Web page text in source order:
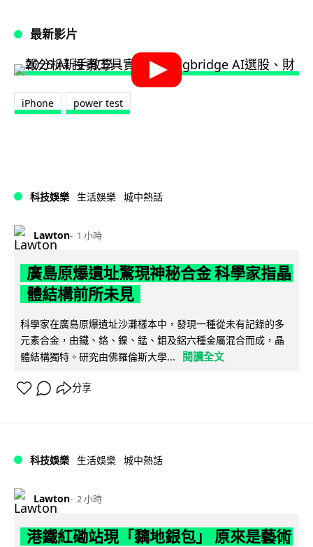
最新影片
iPhone power test
科技娛樂 生活娛樂 城中熱話
Lawton 1 小時
廣島原爆遺址驚現神秘合金 科學家指晶
體結構前所未見
科學家在廣島原爆遺址沙灘樣本中，發現一種從未有記錄的多
元素合金，由鐵、鉻、鎳、錳、鉬及鋁六種金屬混合而成，晶
體結構獨特。研究由佛羅倫斯大學...
閱讀全文
分享
科技娛樂 生活娛樂 城中熱話
Lawton 2 小時
港鐵紅磡站現「黐地銀包」 原來是藝術